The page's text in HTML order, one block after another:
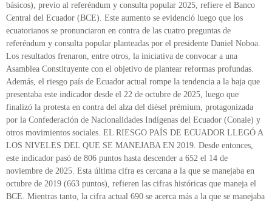
básicos), previo al referéndum y consulta popular 2025, refiere el Banco
Central del Ecuador (BCE). Este aumento se evidenció luego que los
ecuatorianos se pronunciaron en contra de las cuatro preguntas de
referéndum y consulta popular planteadas por el presidente Daniel Noboa.
Los resultados frenaron, entre otros, la iniciativa de convocar a una
Asamblea Constituyente con el objetivo de plantear reformas profundas.
Además, el riesgo país de Ecuador actual rompe la tendencia a la baja que
presentaba este indicador desde el 22 de octubre de 2025, luego que
finalizó la protesta en contra del alza del diésel prémium, protagonizada
por la Confederación de Nacionalidades Indígenas del Ecuador (Conaie) y
otros movimientos sociales. EL RIESGO PAÍS DE ECUADOR LLEGÓ A
LOS NIVELES DEL QUE SE MANEJABA EN 2019. Desde entonces,
este indicador pasó de 806 puntos hasta descender a 652 el 14 de
noviembre de 2025. Esta última cifra es cercana a la que se manejaba en
octubre de 2019 (663 puntos), refieren las cifras históricas que maneja el
BCE. Mientras tanto, la cifra actual 690 se acerca más a la que se manejaba